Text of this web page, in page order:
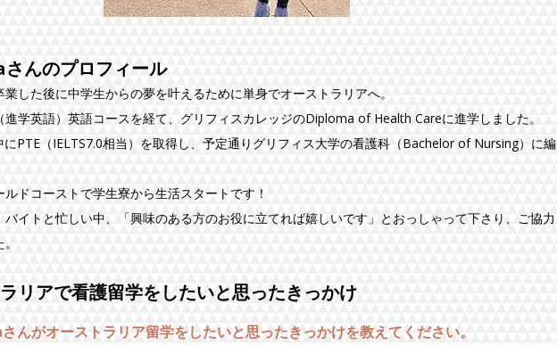
んのプロフィール
業した後に中学生からの夢を叶えるために単身でオーストラリアへ。
進学英語）英語コースを経て、グリフィスカレッジのDiploma of Health Careに進学しました。
PTE（IELTS7.0相当）を取得し、予定通りグリフィス大学の看護科（Bachelor of Nursing）に編
ドコーストで学生寮から生活スタートです！
バイトと忙しい中、「興味のある方のお役に立てれば嬉しいです」とおっしゃって下さり、ご協力
リアで看護留学をしたいと思ったきっかけ
んがオーストラリア留学をしたいと思ったきっかけを教えてください。